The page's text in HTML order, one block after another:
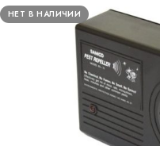
НЕТ В НАЛИЧИИ